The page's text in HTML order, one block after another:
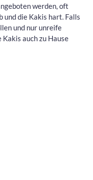
werden, oft
und die Kakis hart. Falls
und nur unreife
Kakis auch zu Hause